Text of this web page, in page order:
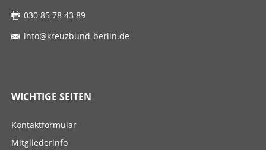
030 85 78 43 89
info@kreuzbund-berlin.de
WICHTIGE SEITEN
Navigation
Kontaktformular
Mitgliederinfo